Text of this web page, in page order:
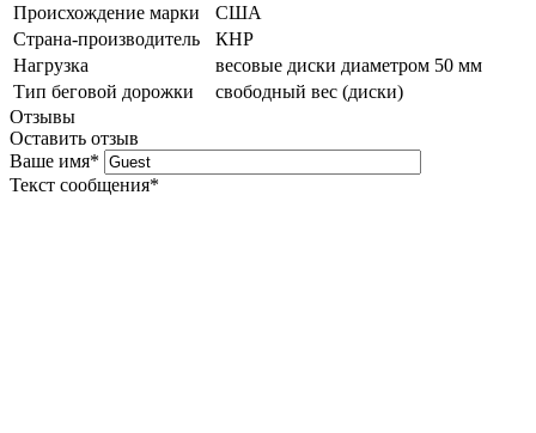
Происхождение марки
США
Страна-производитель
КНР
Нагрузка
весовые диски диаметром 50 мм
Тип беговой дорожки
свободный вес (диски)
Отзывы
Оставить отзыв
Ваше имя*
Текст сообщения*